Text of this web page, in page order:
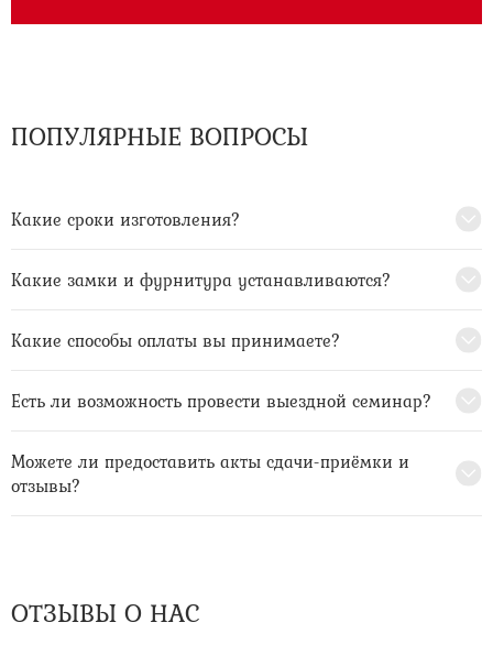
ПОПУЛЯРНЫЕ ВОПРОСЫ
Какие сроки изготовления?
Какие замки и фурнитура устанавливаются?
Какие способы оплаты вы принимаете?
Есть ли возможность провести выездной семинар?
Можете ли предоставить акты сдачи-приёмки и
отзывы?
ОТЗЫВЫ О НАС